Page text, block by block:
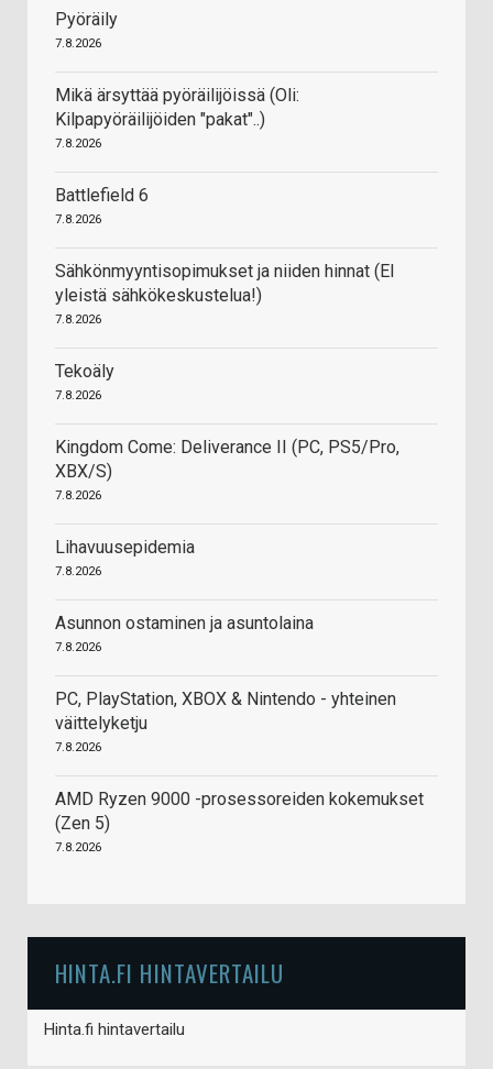
Pyöräily
7.8.2026
Mikä ärsyttää pyöräilijöissä (Oli:
Kilpapyöräilijöiden "pakat"..)
7.8.2026
Battlefield 6
7.8.2026
Sähkönmyyntisopimukset ja niiden hinnat (EI
yleistä sähkökeskustelua!)
7.8.2026
Tekoäly
7.8.2026
Kingdom Come: Deliverance II (PC, PS5/Pro,
XBX/S)
7.8.2026
Lihavuusepidemia
7.8.2026
Asunnon ostaminen ja asuntolaina
7.8.2026
PC, PlayStation, XBOX & Nintendo - yhteinen
väittelyketju
7.8.2026
AMD Ryzen 9000 -prosessoreiden kokemukset
(Zen 5)
7.8.2026
HINTA.FI HINTAVERTAILU
Hinta.fi hintavertailu